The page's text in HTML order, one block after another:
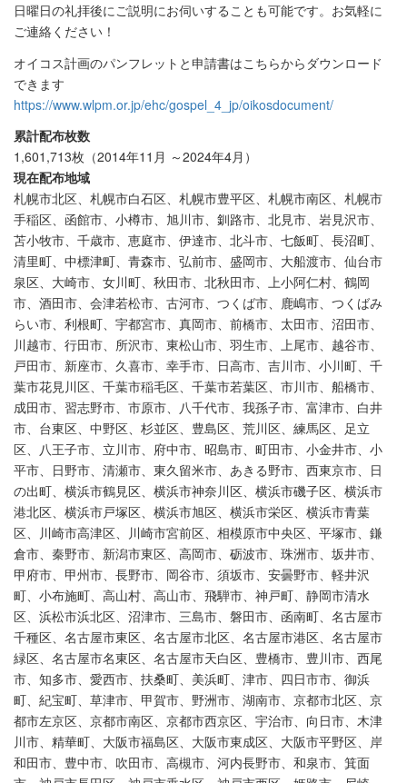
日曜日の礼拝後にご説明にお伺いすることも可能です。お気軽に
ご連絡ください！
オイコス計画のパンフレットと申請書はこちらからダウンロード
できます
https://www.wlpm.or.jp/ehc/gospel_4_jp/oikosdocument/
累計配布枚数
1,601,713枚（2014年11月 ～2024年4月）
現在配布地域
札幌市北区、札幌市白石区、札幌市豊平区、札幌市南区、札幌市
手稲区、函館市、小樽市、旭川市、釧路市、北見市、岩見沢市、
苫小牧市、千歳市、恵庭市、伊達市、北斗市、七飯町、長沼町、
清里町、中標津町、青森市、弘前市、盛岡市、大船渡市、仙台市
泉区、大崎市、女川町、秋田市、北秋田市、上小阿仁村、鶴岡
市、酒田市、会津若松市、古河市、つくば市、鹿嶋市、つくばみ
らい市、利根町、宇都宮市、真岡市、前橋市、太田市、沼田市、
川越市、行田市、所沢市、東松山市、羽生市、上尾市、越谷市、
戸田市、新座市、久喜市、幸手市、日高市、吉川市、小川町、千
葉市花見川区、千葉市稲毛区、千葉市若葉区、市川市、船橋市、
成田市、習志野市、市原市、八千代市、我孫子市、富津市、白井
市、台東区、中野区、杉並区、豊島区、荒川区、練馬区、足立
区、八王子市、立川市、府中市、昭島市、町田市、小金井市、小
平市、日野市、清瀬市、東久留米市、あきる野市、西東京市、日
の出町、横浜市鶴見区、横浜市神奈川区、横浜市磯子区、横浜市
港北区、横浜市戸塚区、横浜市旭区、横浜市栄区、横浜市青葉
区、川崎市高津区、川崎市宮前区、相模原市中央区、平塚市、鎌
倉市、秦野市、新潟市東区、高岡市、砺波市、珠洲市、坂井市、
甲府市、甲州市、長野市、岡谷市、須坂市、安曇野市、軽井沢
町、小布施町、高山村、高山市、飛騨市、神戸町、静岡市清水
区、浜松市浜北区、沼津市、三島市、磐田市、函南町、名古屋市
千種区、名古屋市東区、名古屋市北区、名古屋市港区、名古屋市
緑区、名古屋市名東区、名古屋市天白区、豊橋市、豊川市、西尾
市、知多市、愛西市、扶桑町、美浜町、津市、四日市市、御浜
町、紀宝町、草津市、甲賀市、野洲市、湖南市、京都市北区、京
都市左京区、京都市南区、京都市西京区、宇治市、向日市、木津
川市、精華町、大阪市福島区、大阪市東成区、大阪市平野区、岸
和田市、豊中市、吹田市、高槻市、河内長野市、和泉市、箕面